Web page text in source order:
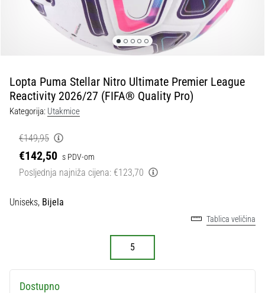
1. 7. 2025
•
1 min. čitanja
Play
for
More
Victories
Pripremi
se
sa
službenim
Lopta Puma Stellar Nitro Ultimate Premier League
Reactivity 2026/27 (FIFA® Quality Pro)
Kategorija: Utakmice
€149,95
€142,50 s PDV-om
Posljednja najniža cijena: €123,70
Uniseks, Bijela
Tablica veličina
5
Dostupno